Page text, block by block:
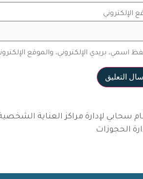
الإلكتروني
اسمي، بريدي الإلكتروني، والموقع
سحابي لإدارة مراكز العناية
الحجوزات